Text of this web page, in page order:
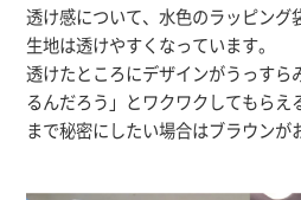
透け感について、水色のラッピング
生地は透けやすくなっています。
透けたところにデザインがうっすら
るんだろう」とワクワクしてもらえ
まで秘密にしたい場合はブラウンが